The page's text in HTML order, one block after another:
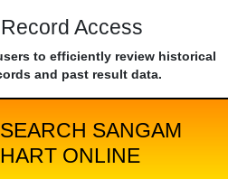
Access
to efficiently review historical
and past result data.
SANGAM
ONLINE